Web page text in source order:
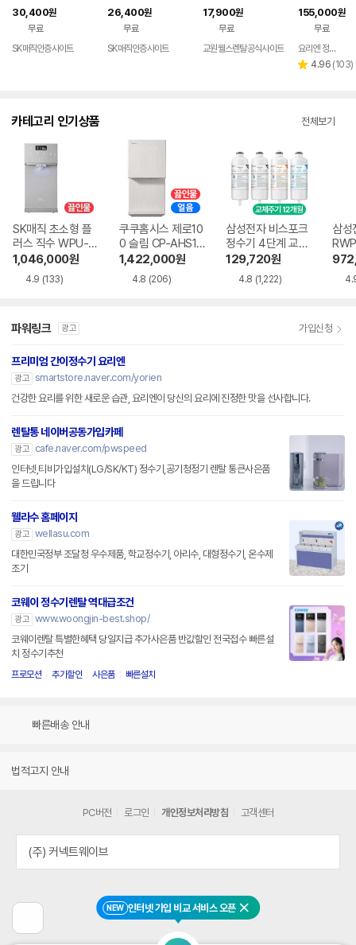
NEW 인터넷 가입 비교 서비스 오픈 닫기
미네랄 직수 가정용 미
니 냉온 살균 데스크탑
추천 100도 스텐레스
직수관 WPU-JAC11
30,400원
무료
SK매직인증사이트
PU-JAC125S 가정
용 미네랄 추천 살균 미
니 냉온 100도 스텐레
스 데스크탑 84개월약
26,400원
무료
SK매직인증사이트
17,900원
무료
교원웰스렌탈공식사이트
수기 ( 필터 1개
155,000원
무료
요리엔 정수기 공식몰
별 4.96 리
(103)
카테고리 인기상품 전체보기
SK매직 초소형 플
러스 직수 WPU-J
AC115SNS
1,046,000원
4.9 (133)
쿠쿠홈시스 제로10
0 슬림 CP-AHS10
0HEW
1,422,000원
4.8 (206)
삼성전자 비스포크
정수기 4단계 교체
용 정수필터 HAF-
HIN
129,720원
4.8 (1,222)
삼성
파워링크 광고 가입신청
프리미엄 간이정수기 요리엔
광고 smartstore.naver.com/yorien
건강한 요리를 위한 새로운 습관, 요리엔이 당신의 요리에 진정한 맛을 선사합니다.
렌탈통 네이버공동가입카페
광고
cafe.naver.com/pwspeed
인터넷,티비가입설치(LG/SK/KT) 정수기,공기청정기 렌탈 통큰사은품
을 드립니다
웰라수 홈페이지
광고 wellasu.com
대한민국정부 조달청 우수제품, 학교정수기, 아리수, 대형정수기, 온수제
조기
코웨이 정수기렌탈 역대급조건
광고 www.woongjin-best.shop/
코웨이렌탈 특별한혜택 당일지급 추가사은품 반값할인 전국접수 빠른설
치 정수기추천
프로모션 추가할인 사은품 빠른설치
빠른배송 안내
법적고지 안내
전
PC버전 로그인 개인정보처리방침 고객센터
(주) 커넥트웨이브